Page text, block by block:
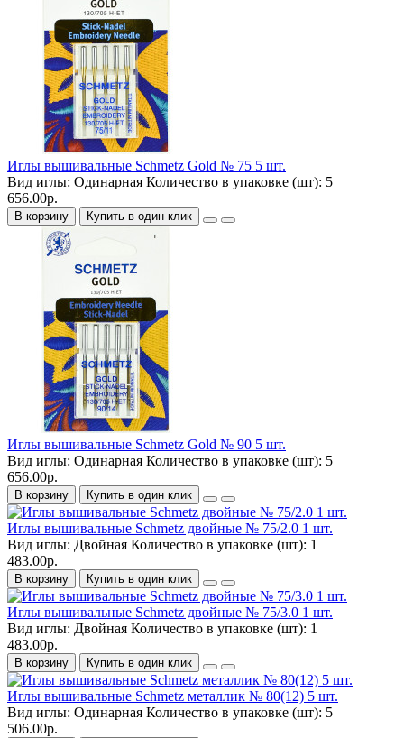
Иглы вышивальные Schmetz Gold № 75 5 шт.
Вид иглы: Одинарная Количество в упаковке (шт): 5
656.00р.
В корзину Купить в один клик
Иглы вышивальные Schmetz Gold № 90 5 шт.
Вид иглы: Одинарная Количество в упаковке (шт): 5
656.00р.
В корзину Купить в один клик
Иглы вышивальные Schmetz двойные № 75/2.0 1 шт.
Вид иглы: Двойная Количество в упаковке (шт): 1
483.00р.
В корзину Купить в один клик
Иглы вышивальные Schmetz двойные № 75/3.0 1 шт.
Вид иглы: Двойная Количество в упаковке (шт): 1
483.00р.
В корзину Купить в один клик
Иглы вышивальные Schmetz металлик № 80(12) 5 шт.
Вид иглы: Одинарная Количество в упаковке (шт): 5
506.00р.